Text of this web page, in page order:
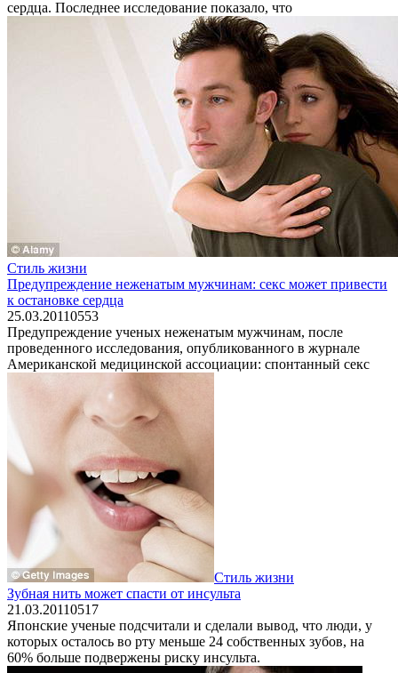
сердца. Последнее исследование показало, что
Стиль жизни
Предупреждение неженатым мужчинам: секс может привести
к остановке сердца
25.03.20110553
Предупреждение ученых неженатым мужчинам, после
проведенного исследования, опубликованного в журнале
Американской медицинской ассоциации: спонтанный секс
Стиль жизни
Зубная нить может спасти от инсульта
21.03.20110517
Японские ученые подсчитали и сделали вывод, что люди, у
которых осталось во рту меньше 24 собственных зубов, на
60% больше подвержены риску инсульта.